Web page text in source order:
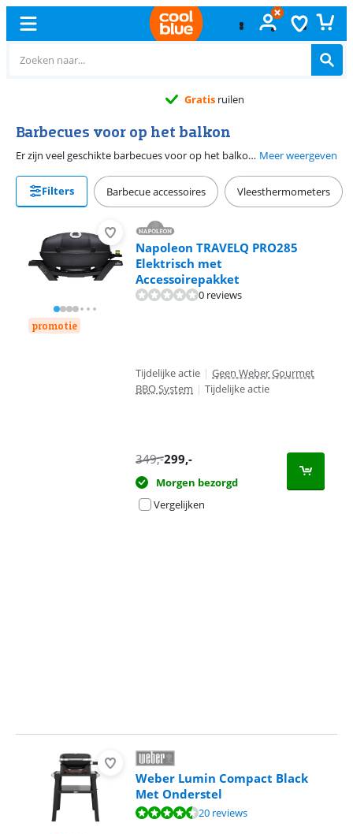
Gratisruilen
Barbecues voor op het balkon
Er zijn veel geschikte barbecues voor op het balkon. Fijn dat je zoveel keuze hebt, maar dit maakt het vinden van de beste barbecue voor jou natuurlijk een stuk lastiger. Daarom staat hier de top 10 best verkochte barbecues voor op het balkon. Zo weet je welke barbecues het populairst zijn voor op het balkon. Let er wel op dat niet iedere barbecue op het balkon gebruikt mag worden van de verhuurder of de VVE. Kijk de regelgeving er dus even op na. Meer weergeven
Filters Barbecue accessoires Vleesthermometers
promotie
Napoleon TRAVELQ PRO285
Elektrisch met
Accessoirepakket
0 reviews
Tijdelijke actie | Geen Weber Gourmet
BBQ System | Tijdelijke actie
349,-299,-
Morgen bezorgd
Vergelijken
Weber Lumin Compact Black
Met Onderstel
Beoordeling is 8,8 van de 10, gebaseerd op 20 reviews.
20 reviews